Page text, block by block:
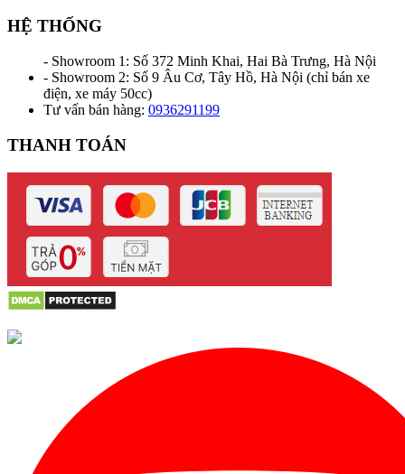
HỆ THỐNG
- Showroom 1: Số 372 Minh Khai, Hai Bà Trưng, Hà Nội
- Showroom 2: Số 9 Âu Cơ, Tây Hồ, Hà Nội (chỉ bán xe
điện, xe máy 50cc)
Tư vấn bán hàng: 0936291199
THANH TOÁN